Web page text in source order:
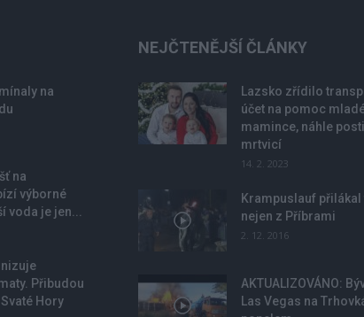
na
na
výborné
voda je jen...
Přibudou
Hory
NEJČTENĚJŠÍ ČLÁNKY
Lazsko zřídilo
účet na pomoc
mamince, náhle
mrtvicí
14. 2. 2023
Krampuslauf
nejen z Příbrami
2. 12. 2016
AKTUALIZOVÁNO:
Las Vegas na